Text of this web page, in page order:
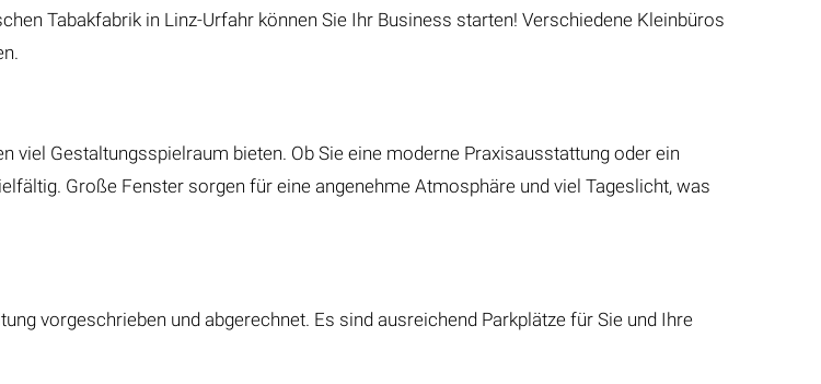
Tabakfabrik in Linz-Urfahr können Sie Ihr Business starten! Verschiedene Kleinbüros
viel Gestaltungsspielraum bieten. Ob Sie eine moderne Praxisausstattung oder ein
Große Fenster sorgen für eine angenehme Atmosphäre und viel Tageslicht, was
vorgeschrieben und abgerechnet. Es sind ausreichend Parkplätze für Sie und Ihre